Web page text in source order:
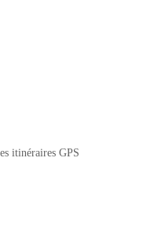
itinéraires GPS